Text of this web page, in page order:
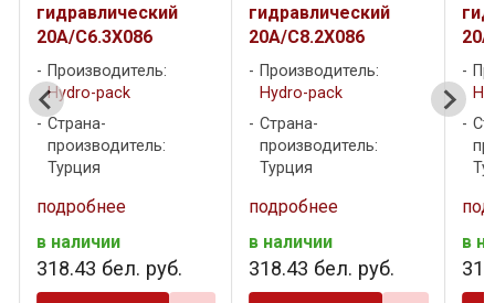
гидравлический
20A/C6.3X086
Производитель:
Hydro-pack
Страна-
производитель:
Турция
подробнее
в наличии
318.43 бел. руб.
гидравлический
20A/C8.2X086
Производитель:
Hydro-pack
Страна-
производитель:
Турция
подробнее
в наличии
318.43 бел. руб.
в
318